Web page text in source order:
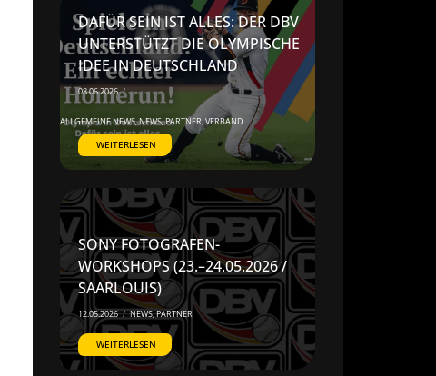
DAFÜR SEIN IST ALLES: DER DBV
UNTERSTÜTZT DIE OLYMPISCHE
IDEE IN DEUTSCHLAND
08.06.2026 /
ALLGEMEINE NEWS,NEWS,PARTNER,VERBAND
WEITERLESEN
SONY FOTOGRAFEN-
WORKSHOPS (23.–24.05.2026 /
SAARLOUIS)
12.05.2026 / NEWS,PARTNER
WEITERLESEN